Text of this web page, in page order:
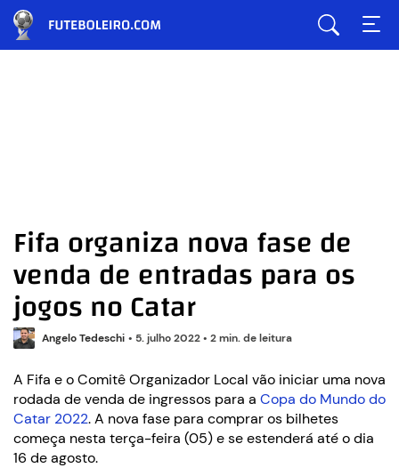
Fifa organiza nova fase de
venda de entradas para os
jogos no Catar
Angelo Tedeschi • 5. julho 2022• 2 min. de leitura
A Fifa e o Comitê Organizador Local vão iniciar uma nova
rodada de venda de ingressos para a Copa do Mundo do
Catar 2022. A nova fase para comprar os bilhetes
começa nesta terça-feira (05) e se estenderá até o dia
16 de agosto.